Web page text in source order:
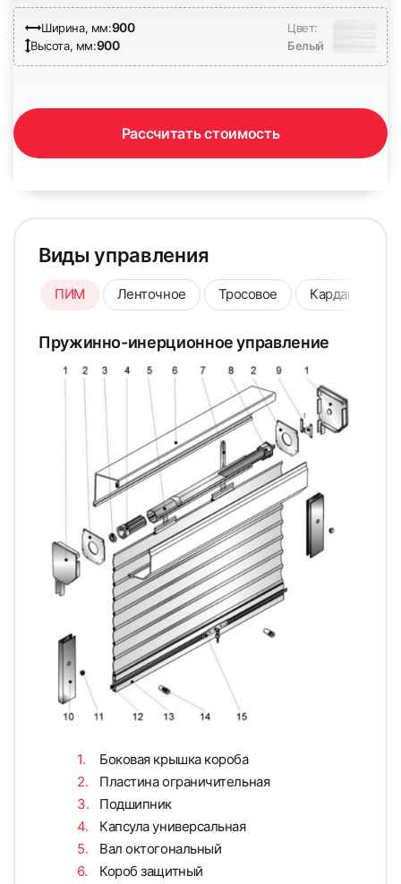
35
Ширина, мм:900
Высота, мм:900
Цвет:
Белый
Рассчитать стоимость
Виды управления
ПИМ Ленточное Тросовое Карданное
Пружинно-инерционное управление
Боковая крышка короба
Пластина ограничительная
Подшипник
Капсула универсальная
Вал октогональный
Короб защитный